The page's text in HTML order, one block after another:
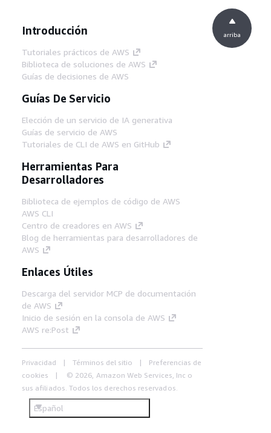
Introducción
Tutoriales prácticos de AWS
Biblioteca de soluciones de AWS
Guías de decisiones de AWS
Guías De Servicio
Elección de un servicio de IA generativa
Guías de servicio de AWS
Tutoriales de CLI de AWS en GitHub
Herramientas Para
Desarrolladores
Biblioteca de ejemplos de código de AWS
AWS CLI
Centro de creadores en AWS
Blog de herramientas para desarrolladores de
AWS
Enlaces Útiles
Descarga del servidor MCP de documentación
de AWS
Inicio de sesión en la consola de AWS
AWS re:Post
Privacidad Términos del sitio
Preferencias de
cookies
© 2026, Amazon Web Services, Inc o
sus afiliados. Todos los derechos reservados.
Español
arriba